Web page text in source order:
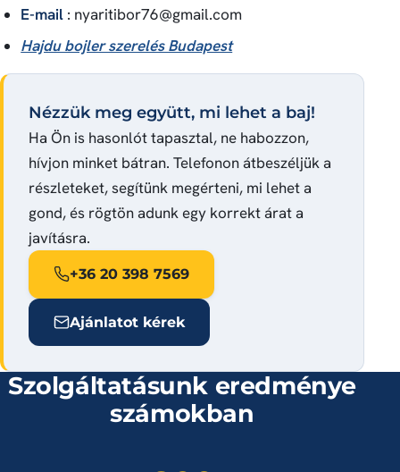
E-mail : nyaritibor76@gmail.com
Hajdu bojler szerelés Budapest
Nézzük meg együtt, mi lehet a baj!
Ha Ön is hasonlót tapasztal, ne habozzon,
hívjon minket bátran. Telefonon átbeszéljük a
részleteket, segítünk megérteni, mi lehet a
gond, és rögtön adunk egy korrekt árat a
javításra.
+36 20 398 7569
Ajánlatot kérek
Szolgáltatásunk eredménye
számokban